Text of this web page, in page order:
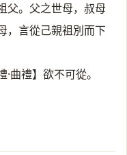
父。父之世母，叔母
，言從己親祖別而下
曲禮】欲不可從。